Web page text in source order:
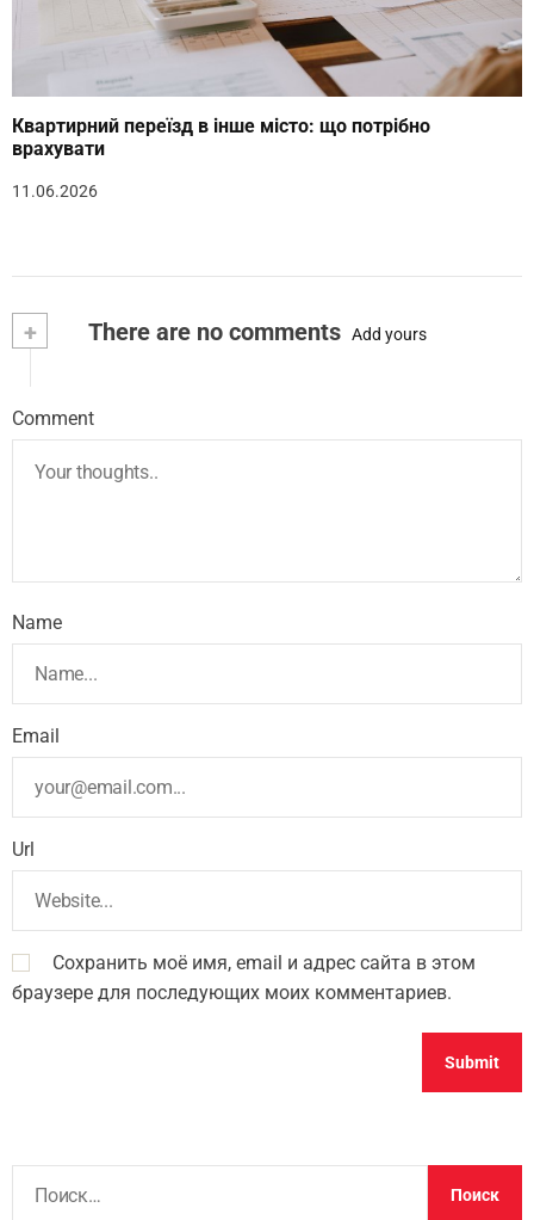
Квартирний переїзд в інше місто: що потрібно
врахувати
11.06.2026
+ There are no comments Add yours
Comment
Name
Email
Url
Сохранить моё имя, email и адрес сайта в этом
браузере для последующих моих комментариев.